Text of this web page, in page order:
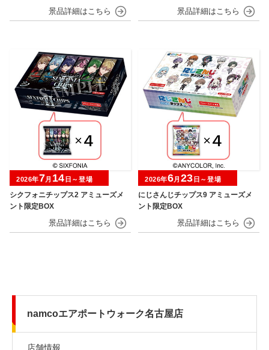
シクフォニチップス2 アミューズメ
ント限定BOX
2026年7月 14 日～登場
にじさんじチップス9 アミューズメ
ント限定BOX
2026年6月 23 日～登場
namcoエアポートウォーク名古屋店
店舗情報